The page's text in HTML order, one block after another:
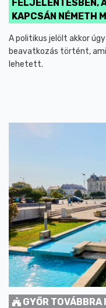
FELJELENTÉSBEN,
KAPCSÁN NÉMETH
A politikus jelölt akkor
beavatkozás történt,
lehetett.
GYŐR TOVÁBBRA